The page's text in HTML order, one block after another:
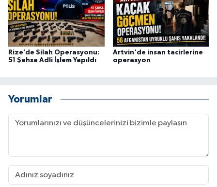
Rize’de Silah Operasyonu:
51 Şahsa Adli İşlem Yapıldı
Artvin'de insan tacirlerine
operasyon
Yorumlar